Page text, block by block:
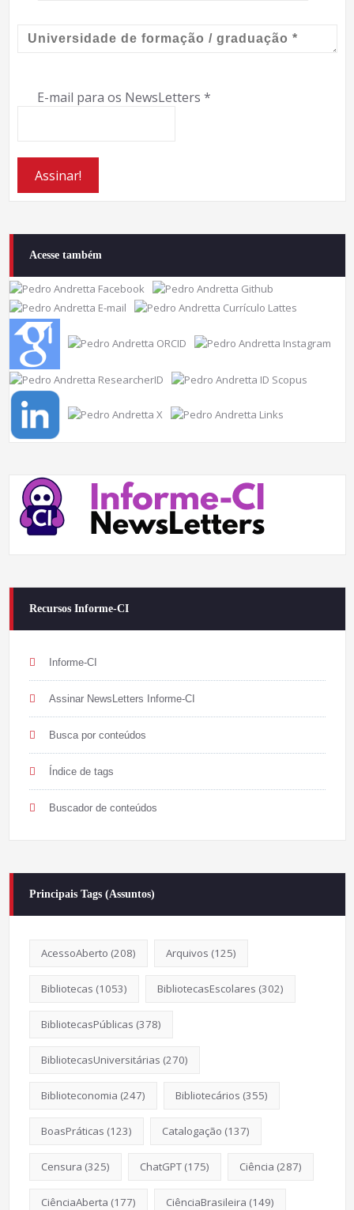
E-mail para os NewsLetters *
Acesse também
Recursos Informe-CI
Informe-CI
Assinar NewsLetters Informe-CI
Busca por conteúdos
Índice de tags
Buscador de conteúdos
Principais Tags (Assuntos)
AcessoAberto (208) Arquivos (125)
Bibliotecas (1053) BibliotecasEscolares (302)
BibliotecasPúblicas (378)
BibliotecasUniversitárias (270)
Biblioteconomia (247) Bibliotecários (355)
BoasPráticas (123) Catalogação (137)
Censura (325) ChatGPT(175) Ciência (287)
CiênciaAberta (177) CiênciaBrasileira (149)